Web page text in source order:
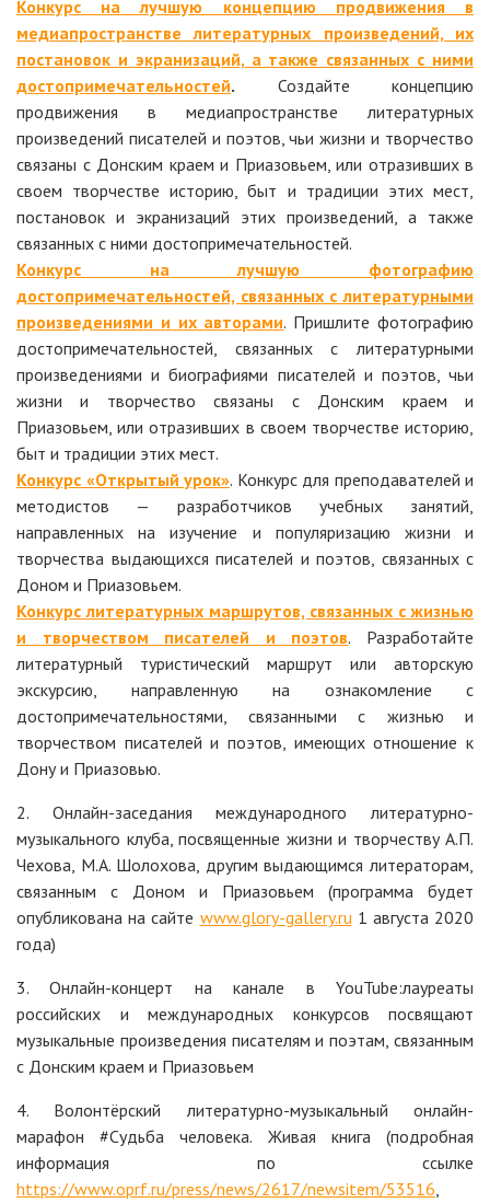
Конкурс на лучшую концепцию продвижения в
медиапространстве литературных произведений, их
постановок и экранизаций, а также связанных с ними
достопримечательностей. Создайте концепцию
продвижения в медиапространстве литературных
произведений писателей и поэтов, чьи жизни и творчество
связаны с Донским краем и Приазовьем, или отразивших в
своем творчестве историю, быт и традиции этих мест,
постановок и экранизаций этих произведений, а также
связанных с ними достопримечательностей.
Конкурс на лучшую фотографию
достопримечательностей, связанных с литературными
произведениями и их авторами. Пришлите фотографию
достопримечательностей, связанных с литературными
произведениями и биографиями писателей и поэтов, чьи
жизни и творчество связаны с Донским краем и
Приазовьем, или отразивших в своем творчестве историю,
быт и традиции этих мест.
Конкурс «Открытый урок». Конкурс для преподавателей и
методистов — разработчиков учебных занятий,
направленных на изучение и популяризацию жизни и
творчества выдающихся писателей и поэтов, связанных с
Доном и Приазовьем.
Конкурс литературных маршрутов, связанных с жизнью
и творчеством писателей и поэтов. Разработайте
литературный туристический маршрут или авторскую
экскурсию, направленную на ознакомление с
достопримечательностями, связанными с жизнью и
творчеством писателей и поэтов, имеющих отношение к
Дону и Приазовью.
2. Онлайн-заседания международного литературно-
музыкального клуба, посвященные жизни и творчеству А.П.
Чехова, М.А. Шолохова, другим выдающимся литераторам,
связанным с Доном и Приазовьем (программа будет
опубликована на сайте www.glory-gallery.ru1 августа 2020
года)
3. Онлайн-концерт на канале в YouTube:лауреаты
российских и международных конкурсов посвящают
музыкальные произведения писателям и поэтам, связанным
с Донским краем и Приазовьем
4. Волонтёрский литературно-музыкальный онлайн-
марафон #Судьба человека. Живая книга (подробная
информация по ссылке
https://www.oprf.ru/press/news/2617/newsitem/53516,